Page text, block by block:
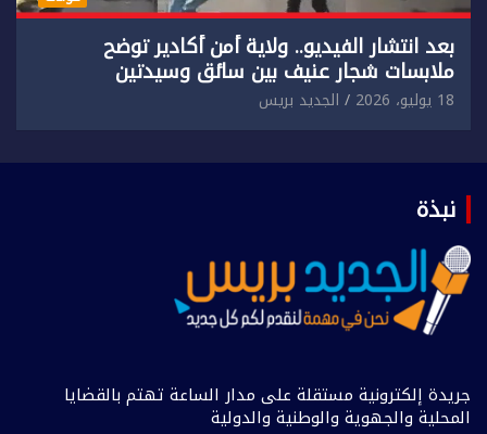
بعد انتشار الفيديو.. ولاية أمن أكادير توضح
ملابسات شجار عنيف بين سائق وسيدتين
18 يوليو، 2026 الجديد بريس
نبذة
جريدة إلكترونية مستقلة على مدار الساعة تهتم بالقضايا
المحلية والجهوية والوطنية والدولية